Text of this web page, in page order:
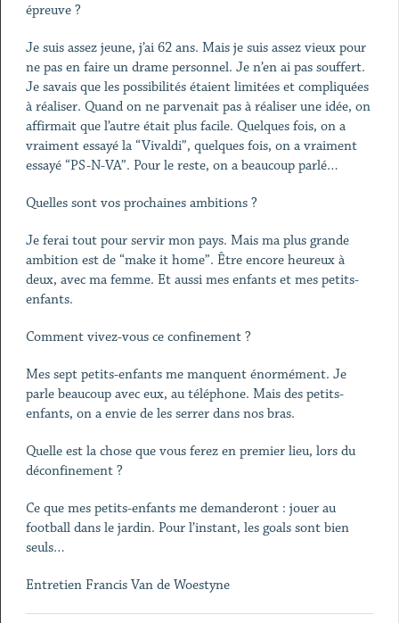
épreuve ?
Je suis assez jeune, j’ai 62 ans. Mais je suis assez vieux pour
ne pas en faire un drame personnel. Je n’en ai pas souffert.
Je savais que les possibilités étaient limitées et compliquées
à réaliser. Quand on ne parvenait pas à réaliser une idée, on
affirmait que l’autre était plus facile. Quelques fois, on a
vraiment essayé la “Vivaldi”, quelques fois, on a vraiment
essayé “PS-N-VA”. Pour le reste, on a beaucoup parlé…
Quelles sont vos prochaines ambitions ?
Je ferai tout pour servir mon pays. Mais ma plus grande
ambition est de “make it home”. Être encore heureux à
deux, avec ma femme. Et aussi mes enfants et mes petits-
enfants.
Comment vivez-vous ce confinement ?
Mes sept petits-enfants me manquent énormément. Je
parle beaucoup avec eux, au téléphone. Mais des petits-
enfants, on a envie de les serrer dans nos bras.
Quelle est la chose que vous ferez en premier lieu, lors du
déconfinement ?
Ce que mes petits-enfants me demanderont : jouer au
football dans le jardin. Pour l’instant, les goals sont bien
seuls…
Entretien Francis Van de Woestyne